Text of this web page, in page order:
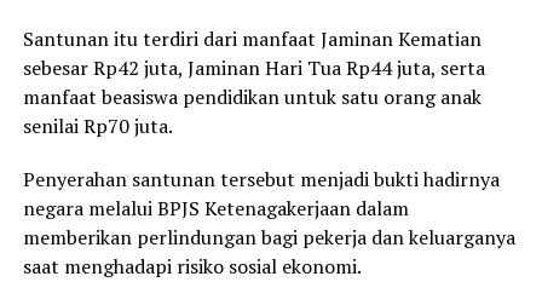
Santunan itu terdiri dari manfaat Jaminan Kematian
sebesar Rp42 juta, Jaminan Hari Tua Rp44 juta, serta
manfaat beasiswa pendidikan untuk satu orang anak
senilai Rp70 juta.
Penyerahan santunan tersebut menjadi bukti hadirnya
negara melalui BPJS Ketenagakerjaan dalam
memberikan perlindungan bagi pekerja dan keluarganya
saat menghadapi risiko sosial ekonomi.